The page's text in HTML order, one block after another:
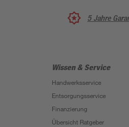
5 Jahre
Wissen & Service
Handwerksservice
Entsorgungsservice
Finanzierung
Übersicht Ratgeber